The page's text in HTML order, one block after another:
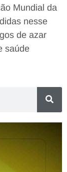
Mundial da
nesse
de azar
saúde